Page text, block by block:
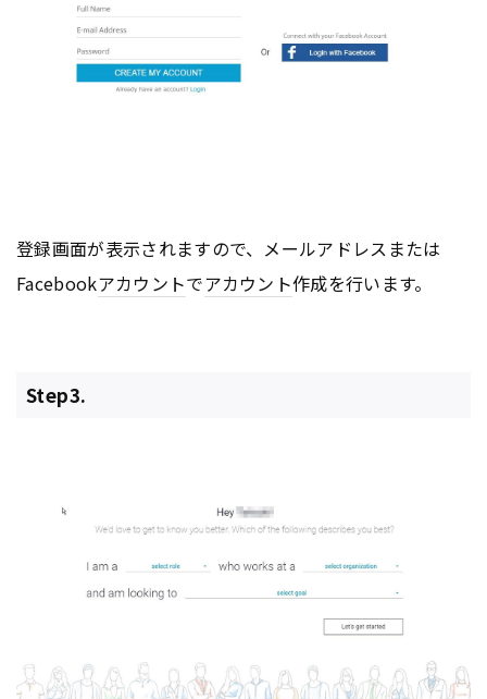
登録画面が表示されますので、メールアドレスまたは
Facebookアカウントでアカウント作成を行います。
Step3.